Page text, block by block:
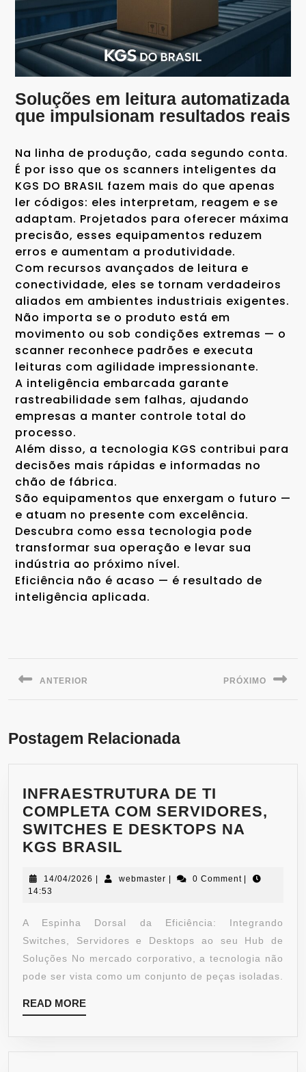
Soluções em leitura automatizada
que impulsionam resultados reais
Na linha de produção, cada segundo conta.
É por isso que os scanners inteligentes da
KGS DO BRASIL fazem mais do que apenas
ler códigos: eles interpretam, reagem e se
adaptam. Projetados para oferecer máxima
precisão, esses equipamentos reduzem
erros e aumentam a produtividade.
Com recursos avançados de leitura e
conectividade, eles se tornam verdadeiros
aliados em ambientes industriais exigentes.
Não importa se o produto está em
movimento ou sob condições extremas — o
scanner reconhece padrões e executa
leituras com agilidade impressionante.
A inteligência embarcada garante
rastreabilidade sem falhas, ajudando
empresas a manter controle total do
processo.
Além disso, a tecnologia KGS contribui para
decisões mais rápidas e informadas no
chão de fábrica.
São equipamentos que enxergam o futuro —
e atuam no presente com excelência.
Descubra como essa tecnologia pode
transformar sua operação e levar sua
indústria ao próximo nível.
Eficiência não é acaso — é resultado de
inteligência aplicada.
ANTERIOR PRÓXIMO
Postagem Relacionada
INFRAESTRUTURA DE TI
COMPLETA COM SERVIDORES,
SWITCHES E DESKTOPS NA
KGS BRASIL
14/04/2026 webmaster 0 Comment
14:53
A Espinha Dorsal da Eficiência: Integrando
Switches, Servidores e Desktops ao seu Hub de
Soluções No mercado corporativo, a tecnologia não
pode ser vista como um conjunto de peças isoladas.
READ MORE